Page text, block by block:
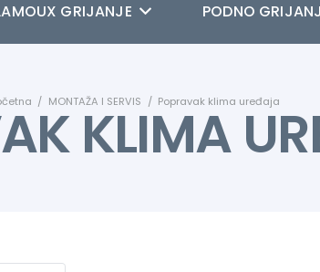
GRIJANJE PODNO
/ MONTAŽA I SERVIS / Popravak klima uređaja
KLIMA